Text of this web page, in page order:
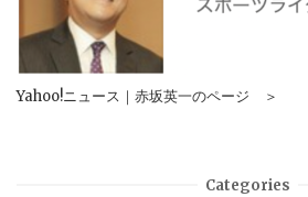
Yahoo!ニュース｜赤坂英一のページ ＞
Categories